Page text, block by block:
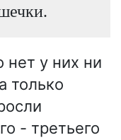
нет у них ни
только
- третьего